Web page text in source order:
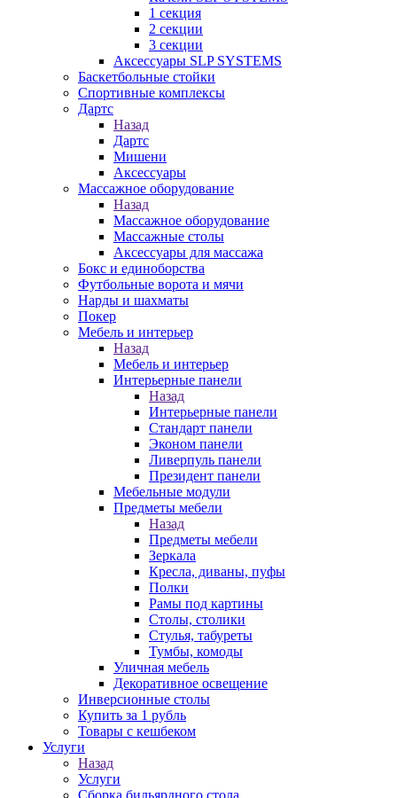
1 секция
2 секции
3 секции
Аксессуары SLP SYSTEMS
Баскетбольные стойки
Спортивные комплексы
Дартс
Назад
Дартс
Мишени
Аксессуары
Массажное оборудование
Назад
Массажное оборудование
Массажные столы
Аксессуары для массажа
Бокс и единоборства
Футбольные ворота и мячи
Нарды и шахматы
Покер
Мебель и интерьер
Назад
Мебель и интерьер
Интерьерные панели
Назад
Интерьерные панели
Стандарт панели
Эконом панели
Ливерпуль панели
Президент панели
Мебельные модули
Предметы мебели
Назад
Предметы мебели
Зеркала
Кресла, диваны, пуфы
Полки
Рамы под картины
Столы, столики
Стулья, табуреты
Тумбы, комоды
Уличная мебель
Декоративное освещение
Инверсионные столы
Купить за 1 рубль
Товары с кешбеком
Услуги
Назад
Услуги
Сборка бильярдного стола